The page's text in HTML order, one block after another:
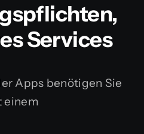
Services
Apps benötigen Sie
einem